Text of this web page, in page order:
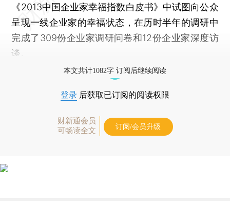
《2013中国企业家幸福指数白皮书》中试图向公众
呈现一线企业家的幸福状态，在历时半年的调研中
完成了309份企业家调研问卷和12份企业家深度访
谈。
本文共计1082字 订阅后继续阅读
登录 后获取已订阅的阅读权限
财新通会员
可畅读全文
订阅/会员升级